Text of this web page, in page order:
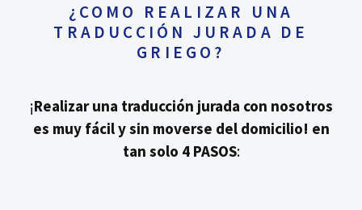
¿COMO REALIZAR UNA
TRADUCCIÓN JURADA DE
GRIEGO?
¡Realizar una traducción jurada con nosotros
es muy fácil y sin moverse del domicilio! en
tan solo 4 PASOS: